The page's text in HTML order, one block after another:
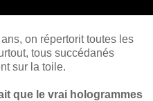
on répertorit toutes les
tous succédanés
sur la toile.
que le vrai hologrammes